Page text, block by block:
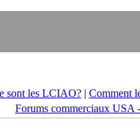
sont les LCIAO?| Comment
Forums commerciaux USA